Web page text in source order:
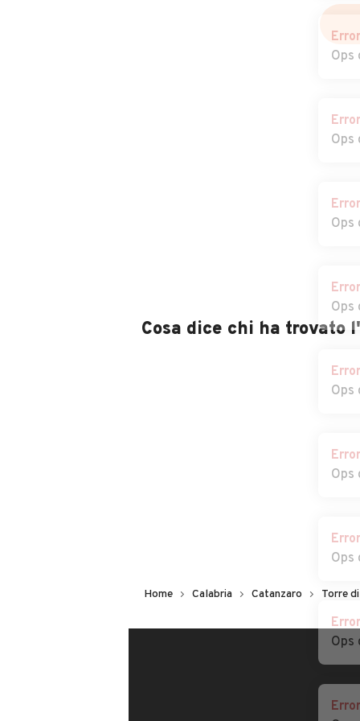
Cosa dice chi ha trovato
Home Calabria Catanzaro Torre
Error
Ops
Error
Ops
Error
Ops
Error
Ops
Error
Ops
Error
Ops
Error
Ops
Error
Ops
Error